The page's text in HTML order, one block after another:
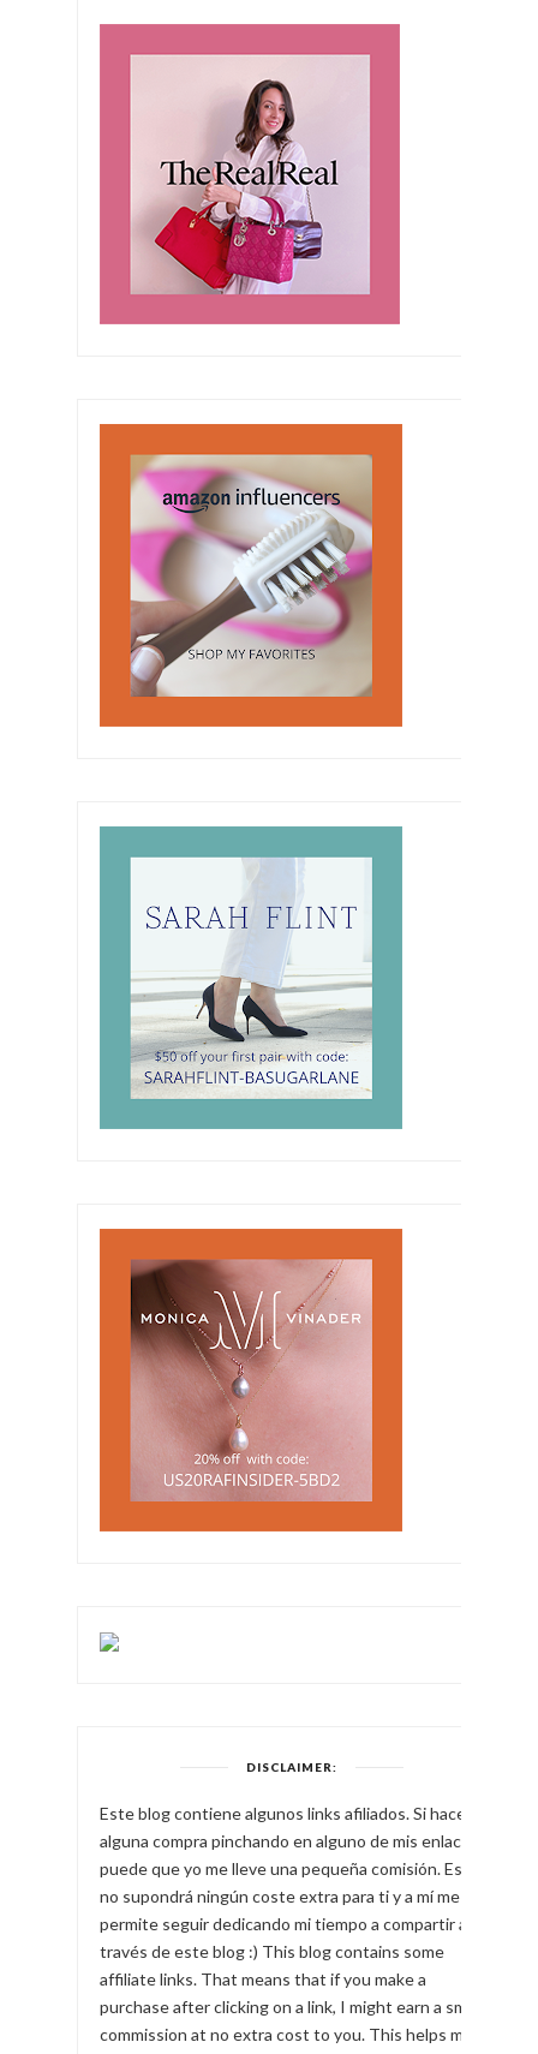
DISCLAIMER:
Este blog contiene algunos links afiliados. Si haces
alguna compra pinchando en alguno de mis enlaces,
puede que yo me lleve una pequeña comisión. Esto
no supondrá ningún coste extra para ti y a mí me
permite seguir dedicando mi tiempo a compartir a
través de este blog :) This blog contains some
affiliate links. That means that if you make a
purchase after clicking on a link, I might earn a small
commission at no extra cost to you. This helps me